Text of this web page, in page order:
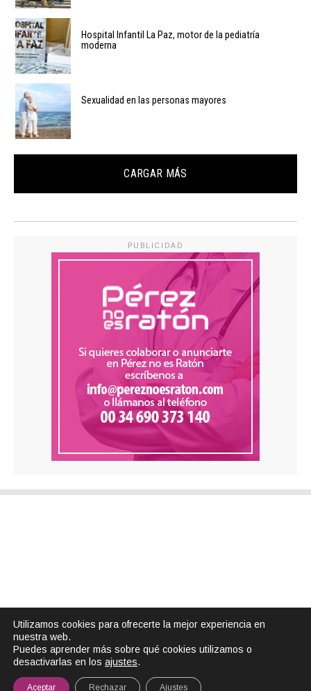
Hospital Infantil La Paz, motor de la pediatría
moderna
Sexualidad en las personas mayores
CARGAR MÁS
PUBLICIDAD
Utilizamos cookies para ofrecerte la mejor experiencia en
nuestra web.
Puedes aprender más sobre qué cookies utilizamos o
desactivarlas en los ajustes.
Aceptar Rechazar Ajustes